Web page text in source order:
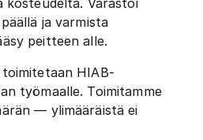
kosteudelta. Varastoi
ja varmista
peitteen alle.
HIAB-
työmaalle. Toimitamme
— ylimääräistä ei